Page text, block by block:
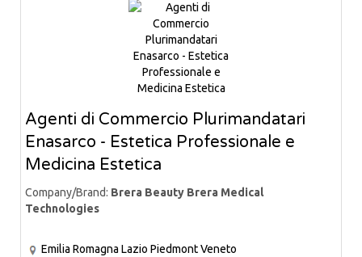
Agenti di Commercio Plurimandatari
Enasarco - Estetica Professionale e
Medicina Estetica
Company/Brand: Brera Beauty Brera Medical
Technologies
Emilia Romagna Lazio PiedmontVeneto